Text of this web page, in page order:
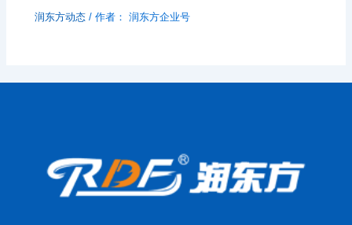
润东方动态 / 作者： 润东方企业号